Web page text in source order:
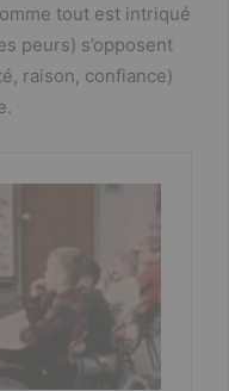
tout est intriqué
peurs) s’opposent
raison, confiance)